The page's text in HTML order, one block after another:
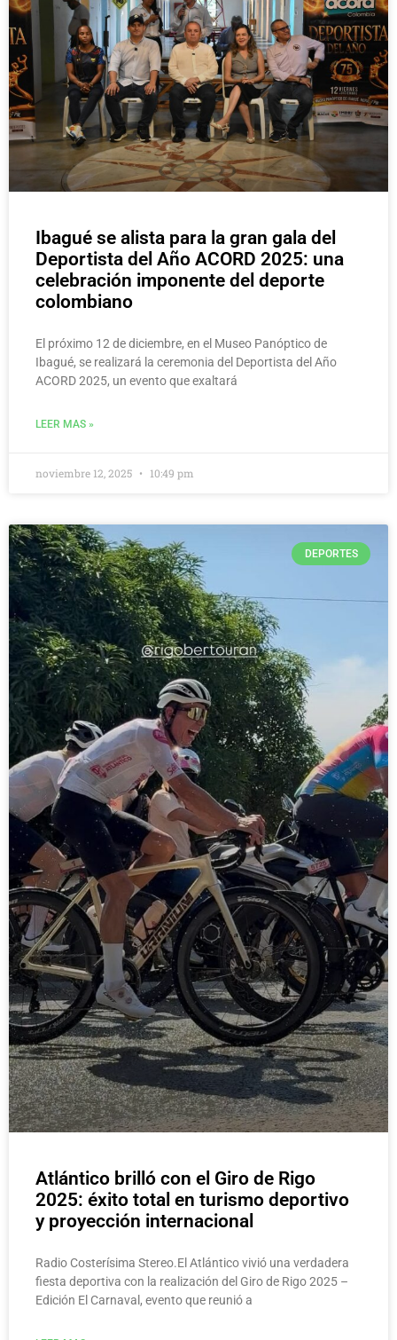
Ibagué se alista para la gran gala del
Deportista del Año ACORD 2025: una
celebración imponente del deporte
colombiano
El próximo 12 de diciembre, en el Museo Panóptico de
Ibagué, se realizará la ceremonia del Deportista del Año
ACORD 2025, un evento que exaltará
LEER MAS »
noviembre 12, 2025 10:49 pm
DEPORTES
Atlántico brilló con el Giro de Rigo
2025: éxito total en turismo deportivo
y proyección internacional
Radio Costerísima Stereo.El Atlántico vivió una verdadera
fiesta deportiva con la realización del Giro de Rigo 2025 –
Edición El Carnaval, evento que reunió a